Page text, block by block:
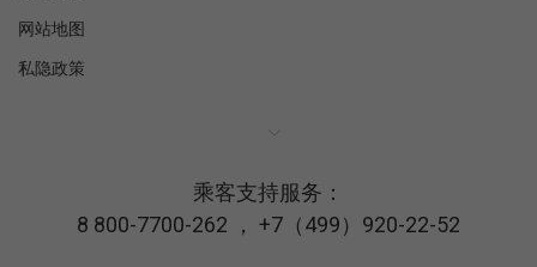
网站地图
私隐政策
乘客支持服务：
8 800-7700-262 ， +7（499）920-22-52